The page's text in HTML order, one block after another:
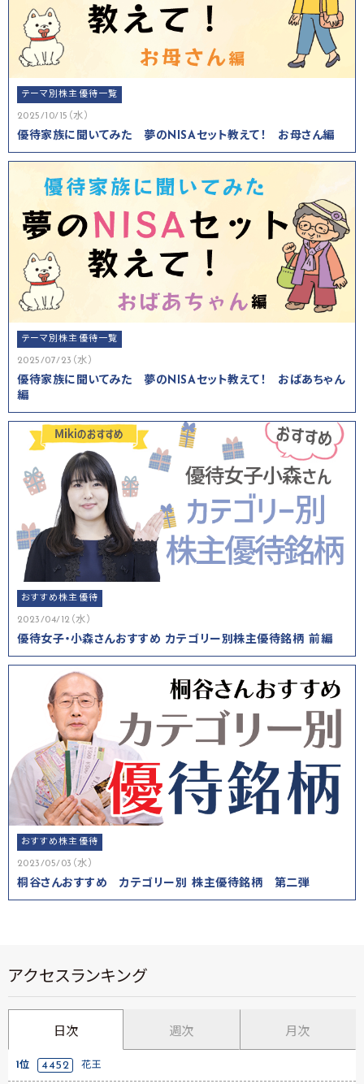
テーマ別株主優待一覧
2025/10/15（水）
優待家族に聞いてみた 夢のNISAセット教えて！ お母さん編
テーマ別株主優待一覧
2025/07/23（水）
優待家族に聞いてみた 夢のNISAセット教えて！ おばあちゃん
編
おすすめ株主優待
2023/04/12（水）
優待女子・小森さんおすすめ カテゴリー別株主優待銘柄 前編
おすすめ株主優待
2023/05/03（水）
桐谷さんおすすめ カテゴリー別 株主優待銘柄 第二弾
アクセスランキング
日次 週次 月次
1位 4452 花王